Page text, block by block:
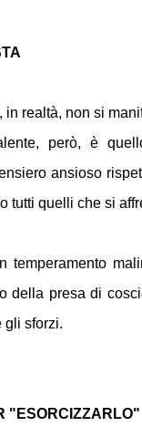
in realtà, non si
però, è
ansioso
tutti quelli che si
temperamento
della presa di
gli sforzi.
"ESORCIZZARLO"